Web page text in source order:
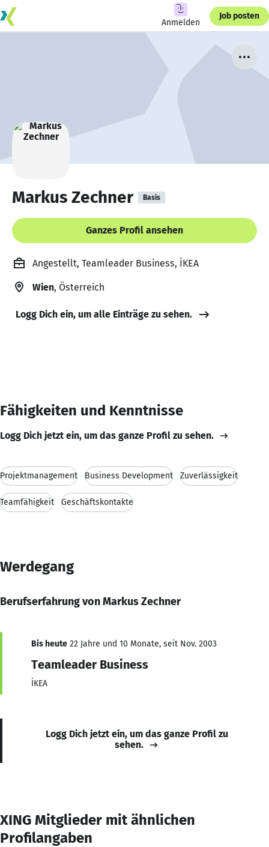
Anmelden
Job posten
Markus Zechner Basis
Ganzes Profil ansehen
Angestellt, Teamleader Business, İKEA
Wien, Österreich
Logg Dich ein, um alle Einträge zu sehen.
Fähigkeiten und Kenntnisse
Logg Dich jetzt ein, um das ganze Profil zu sehen.
Projektmanagement Business Development Zuverlässigkeit
Teamfähigkeit Geschäftskontakte
Werdegang
Berufserfahrung von Markus Zechner
Bis heute 22 Jahre und 10 Monate, seit Nov. 2003
Teamleader Business
İKEA
Logg Dich jetzt ein, um das ganze Profil zu
sehen.
XING Mitglieder mit ähnlichen
Profilangaben